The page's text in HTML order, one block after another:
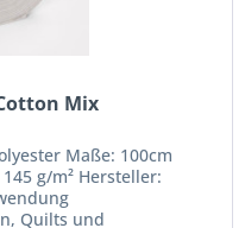
Mix
Maße: 100cm
g/m² Hersteller:
Quilts und